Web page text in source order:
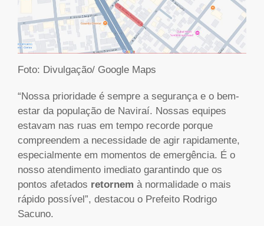
Foto: Divulgação/ Google Maps
“Nossa prioridade é sempre a segurança e o bem-
estar da população de Naviraí. Nossas equipes
estavam nas ruas em tempo recorde porque
compreendem a necessidade de agir rapidamente,
especialmente em momentos de emergência. É o
nosso atendimento imediato garantindo que os
pontos afetados retornem à normalidade o mais
rápido possível”, destacou o Prefeito Rodrigo
Sacuno.